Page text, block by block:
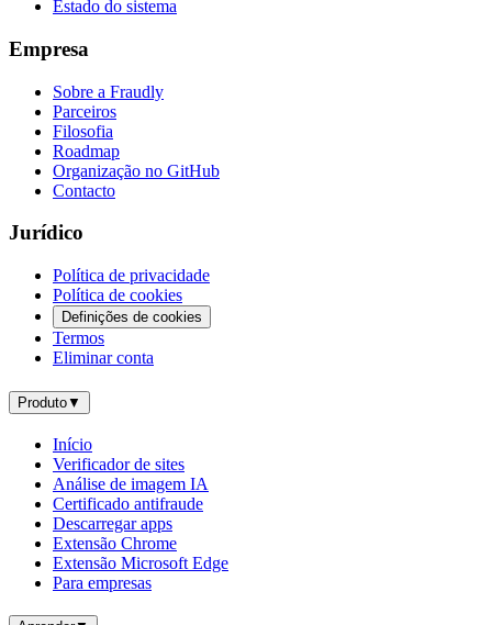
Estado do sistema
Empresa
Sobre a Fraudly
Parceiros
Filosofia
Roadmap
Organização no GitHub
Contacto
Jurídico
Política de privacidade
Política de cookies
Definições de cookies
Termos
Eliminar conta
Produto▼
Início
Verificador de sites
Análise de imagem IA
Certificado antifraude
Descarregar apps
Extensão Chrome
Extensão Microsoft Edge
Para empresas